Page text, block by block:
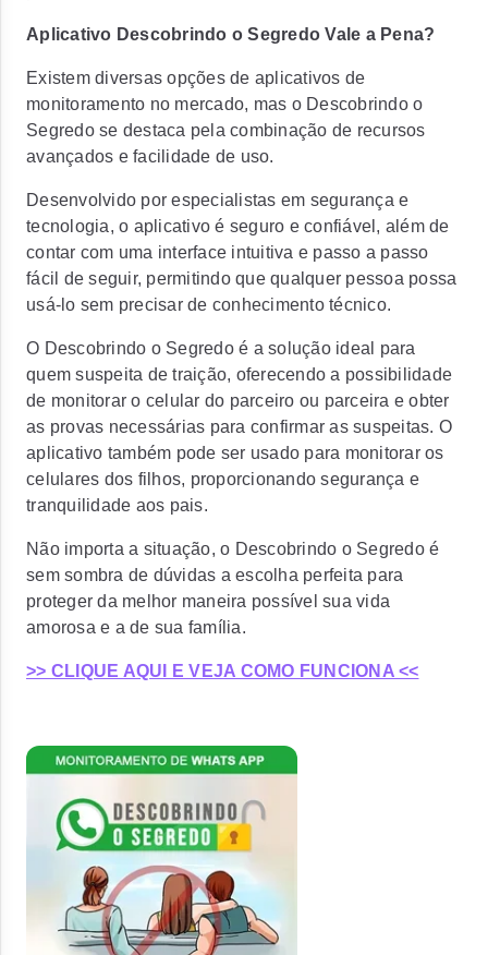
Aplicativo Descobrindo o Segredo Vale a Pena?
Existem diversas opções de aplicativos de
monitoramento no mercado, mas o Descobrindo o
Segredo se destaca pela combinação de recursos
avançados e facilidade de uso.
Desenvolvido por especialistas em segurança e
tecnologia, o aplicativo é seguro e confiável, além de
contar com uma interface intuitiva e passo a passo
fácil de seguir, permitindo que qualquer pessoa possa
usá-lo sem precisar de conhecimento técnico.
O Descobrindo o Segredo é a solução ideal para
quem suspeita de traição, oferecendo a possibilidade
de monitorar o celular do parceiro ou parceira e obter
as provas necessárias para confirmar as suspeitas. O
aplicativo também pode ser usado para monitorar os
celulares dos filhos, proporcionando segurança e
tranquilidade aos pais.
Não importa a situação, o Descobrindo o Segredo é
sem sombra de dúvidas a escolha perfeita para
proteger da melhor maneira possível sua vida
amorosa e a de sua família.
>> CLIQUE AQUI E VEJA COMO FUNCIONA <<